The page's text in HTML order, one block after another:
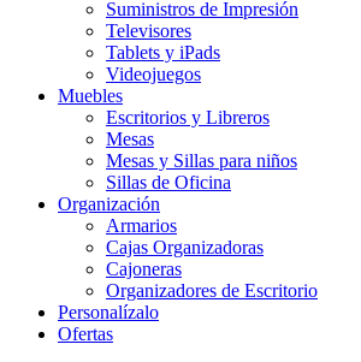
Suministros de Impresión
Televisores
Tablets y iPads
Videojuegos
Muebles
Escritorios y Libreros
Mesas
Mesas y Sillas para niños
Sillas de Oficina
Organización
Armarios
Cajas Organizadoras
Cajoneras
Organizadores de Escritorio
Personalízalo
Ofertas